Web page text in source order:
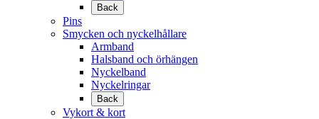
Back
Pins
Smycken och nyckelhållare
Armband
Halsband och örhängen
Nyckelband
Nyckelringar
Back
Vykort & kort